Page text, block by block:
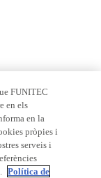
FUNITEC
en els
en la
pròpies i
serveis i
Política de